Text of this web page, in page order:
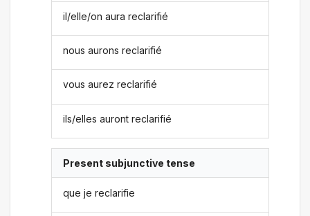
il/elle/on aura reclarifié
nous aurons reclarifié
vous aurez reclarifié
ils/elles auront reclarifié
Present subjunctive tense
que je reclarifie